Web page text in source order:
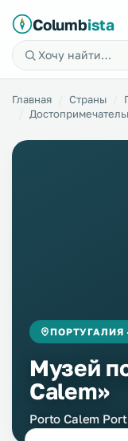
Columbista
Главная Страны
ПОРТУГАЛИЯ
Музей
Calem»
Porto Calem